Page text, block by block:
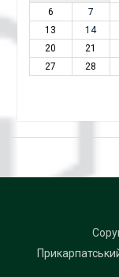
6
7
13
14
20
21
27
28